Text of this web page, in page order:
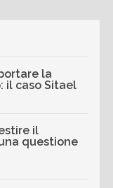
la
il caso Sitael
il
questione